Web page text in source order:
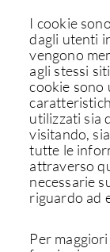
I cookie
dagli utenti
vengono
agli stessi
cookie sono
utilizzati sia
visitando,
tutte le
attraverso
necessarie
riguardo ad
Per